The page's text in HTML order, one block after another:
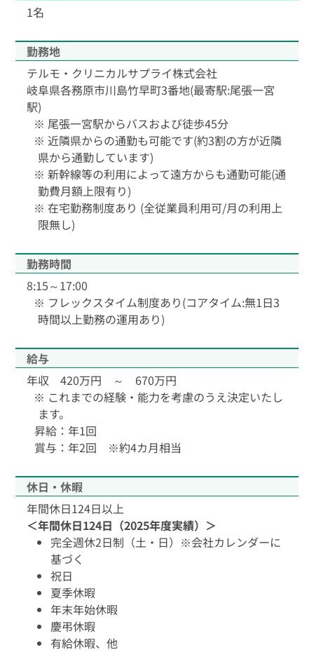
1名
勤務地
テルモ・クリニカルサプライ株式会社
岐阜県各務原市川島竹早町3番地(最寄駅:尾張一宮
駅)
尾張一宮駅からバスおよび徒歩45分
近隣県からの通勤も可能です(約3割の方が近隣
県から通勤しています)
新幹線等の利用によって遠方からも通勤可能(通
勤費月額上限有り)
在宅勤務制度あり (全従業員利用可/月の利用上
限無し)
勤務時間
8:15～17:00
フレックスタイム制度あり(コアタイム:無1日3
時間以上勤務の運用あり)
給与
年収 420万円 ～ 670万円
これまでの経験・能力を考慮のうえ決定いたし
ます。
昇給：年1回
賞与：年2回 ※約4カ月相当
休日・休暇
年間休日124日以上
＜年間休日124日（2025年度実績）＞
完全週休2日制（土・日）※会社カレンダーに
基づく
祝日
夏季休暇
年末年始休暇
慶弔休暇
有給休暇、他